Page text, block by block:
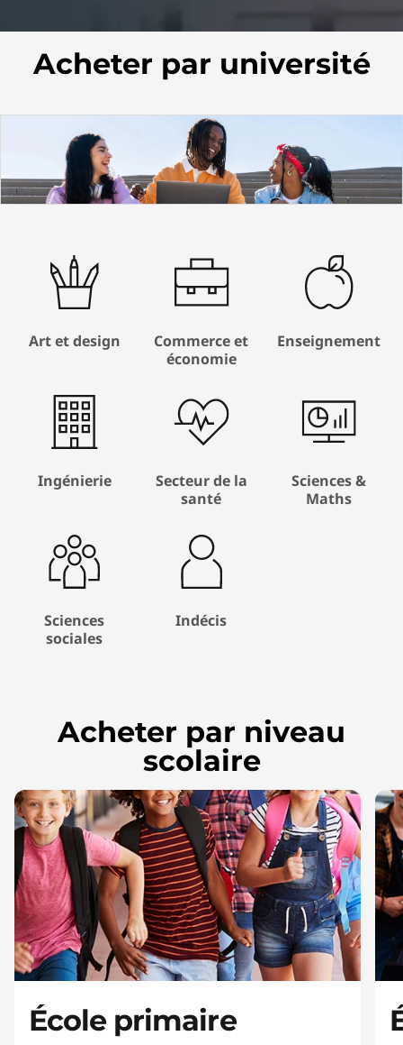
Acheter par université
Art et design
Commerce et
économie
Enseignement
Ingénierie
Secteur de la
santé
Sciences &
Maths
Sciences
sociales
Indécis
Acheter par niveau
scolaire
École primaire